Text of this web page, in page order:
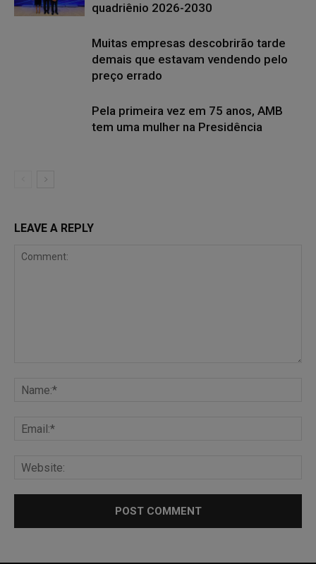
quadriênio 2026-2030
Muitas empresas descobrirão tarde
demais que estavam vendendo pelo
preço errado
Pela primeira vez em 75 anos, AMB
tem uma mulher na Presidência
LEAVE A REPLY